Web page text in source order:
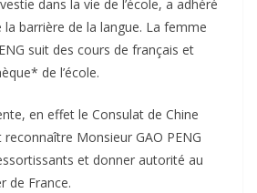
dans la vie de l’école, a adhéré
barrière de la langue. La femme
suit des cours de français et
de l’école.
en effet le Consulat de Chine
Monsieur GAO PENG
et donner autorité au
de France.